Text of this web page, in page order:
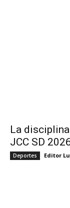
La
JCC SD
Deportes Editor